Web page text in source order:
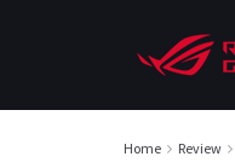
Home Review